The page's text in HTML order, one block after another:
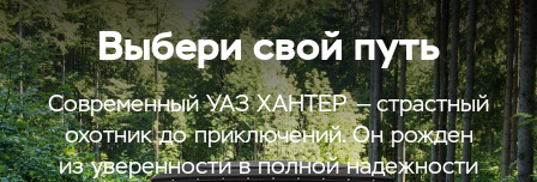
Выбери свой путь
Современный УАЗ ХАНТЕР — страстный
охотник до приключений. Он рожден
из уверенности в полной надежности